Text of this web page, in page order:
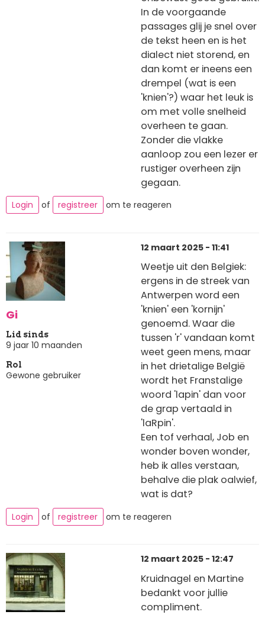
In de voorgaande
passages glij je snel over
de tekst heen en is het
dialect niet storend, en
dan komt er ineens een
drempel (wat is een
'knien'?) waar het leuk is
om met volle snelheid
overheen te gaan.
Zonder die vlakke
aanloop zou een lezer er
rustiger overheen zijn
gegaan.
Login of registreer om te reageren
Gi
Lid sinds
9 jaar 10 maanden
Rol
Gewone gebruiker
12 maart 2025 - 11:41
Weetje uit den Belgiek:
ergens in de streek van
Antwerpen word een
'knien' een 'kornijn'
genoemd. Waar die
tussen 'r' vandaan komt
weet geen mens, maar
in het drietalige België
wordt het Franstalige
woord 'lapin' dan voor
de grap vertaald in
'laRpin'.
Een tof verhaal, Job en
wonder boven wonder,
heb ik alles verstaan,
behalve die plak oalwief,
wat is dat?
Login of registreer om te reageren
12 maart 2025 - 12:47
Kruidnagel en Martine
bedankt voor jullie
compliment.